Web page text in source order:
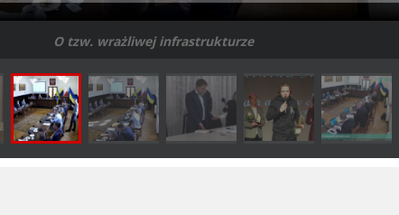
O tzw. wrażliwej infrastrukturze